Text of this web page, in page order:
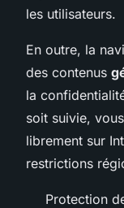
les utilisateurs.
En outre, la
des contenus
la
soit suivie,
librement sur
restrictions
Protection